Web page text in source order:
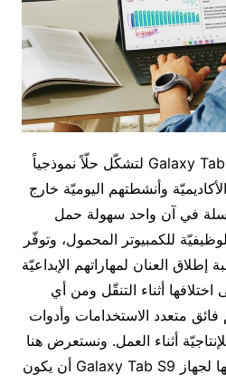
تبرز سلسلة سامسونج Galaxy Tab S9 لتشكّل حلّاً نموذجياً
وأنشطتهم اليوميّة خارج
في آن واحد سهولة حمل
للكمبيوتر المحمول، وتوفّر
إطلاق العنان لمهاراتهم الإبداعيّة
أثناء التنقّل ومن أي
متعدد الاستخدامات وأدوات
أثناء العمل. ونستعرض هنا
خمس طرق يُمكن من خلالها لجهاز Galaxy Tab S9 أن يكون